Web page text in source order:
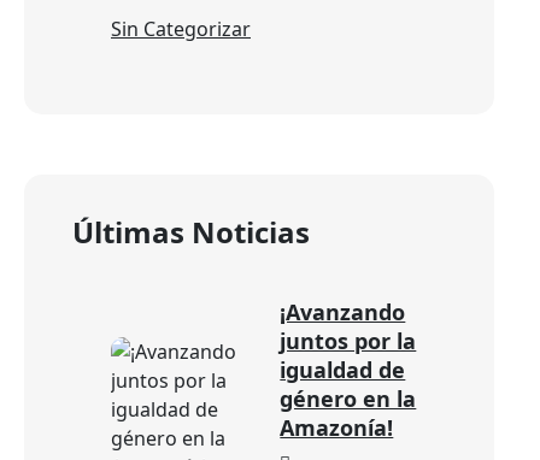
Sin Categorizar
Últimas Noticias
¡Avanzando
juntos por la
igualdad de
género en la
Amazonía!